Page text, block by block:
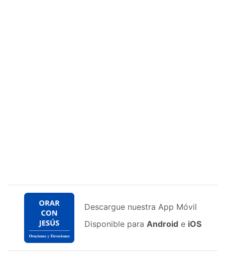
Descargue nuestra App Móvil
Disponible para Android e iOS